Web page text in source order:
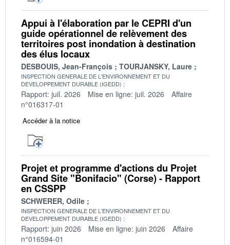
Appui à l'élaboration par le CEPRI d'un
guide opérationnel de relèvement des
territoires post inondation à destination
des élus locaux
DESBOUIS, Jean-François TOURJANSKY, Laure
INSPECTION GENERALE DE L'ENVIRONNEMENT ET DU
DEVELOPPEMENT DURABLE (IGEDD)
Rapport: juil. 2026 Mise en ligne: juil. 2026
Affaire
n°016317-01
Accéder à la notice
Projet et programme d'actions du Projet
Grand Site "Bonifacio" (Corse) - Rapport
en CSSPP
SCHWERER, Odile
INSPECTION GENERALE DE L'ENVIRONNEMENT ET DU
DEVELOPPEMENT DURABLE (IGEDD)
Rapport: juin 2026 Mise en ligne: juin 2026
Affaire
n°016594-01